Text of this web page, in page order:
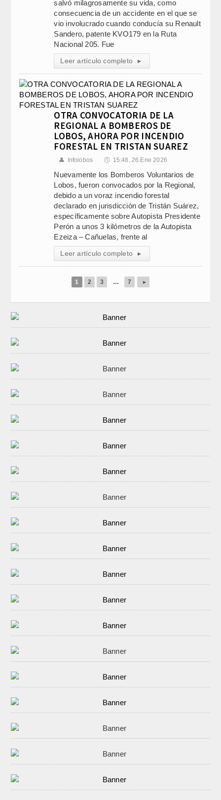
salvó milagrosamente su vida, como
consecuencia de un accidente en el que se
vio involucrado cuando conducía su Renault
Sandero, patente KVO179 en la Ruta
Nacional 205. Fue
Leer artículo completo ▸
OTRA CONVOCATORIA DE LA
REGIONAL A BOMBEROS DE
LOBOS, AHORA POR INCENDIO
FORESTAL EN TRISTAN SUAREZ
👤 Infolobos 🕔 15:48, 26.Ene 2026
Nuevamente los Bomberos Voluntarios de
Lobos, fueron convocados por la Regional,
debido a un voraz incendio forestal
declarado en jurisdicción de Tristán Suárez,
específicamente sobre Autopista Presidente
Perón a unos 3 kilómetros de la Autopista
Ezeiza – Cañuelas, frente al
Leer artículo completo ▸
1 2 3 … 7 ▸